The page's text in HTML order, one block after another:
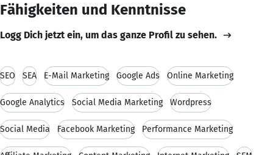
Fähigkeiten und Kenntnisse
Logg Dich jetzt ein, um das ganze Profil zu sehen.
SEO SEA E-Mail Marketing Google Ads Online Marketing
Google Analytics Social Media Marketing Wordpress
Social Media Facebook Marketing Performance Marketing